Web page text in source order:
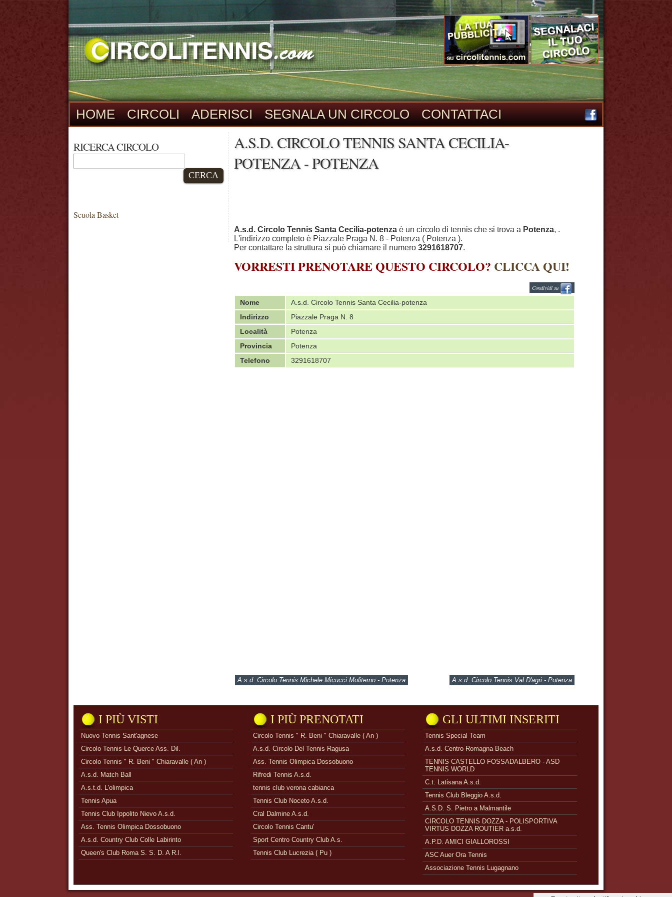
HOME CIRCOLI ADERISCI SEGNALA UN CIRCOLO CONTATTACI
RICERCA CIRCOLO
CERCA
Scuola Basket
A.S.D. CIRCOLO TENNIS SANTA CECILIA-
POTENZA - POTENZA
A.s.d. Circolo Tennis Santa Cecilia-potenza è un circolo di tennis che si trova a Potenza, .
L'indirizzo completo è Piazzale Praga N. 8 - Potenza ( Potenza ).
Per contattare la struttura si può chiamare il numero 3291618707.
VORRESTI PRENOTARE QUESTO CIRCOLO? CLICCA QUI!
Condividi su
Nome
A.s.d. Circolo Tennis Santa Cecilia-potenza
Indirizzo
Piazzale Praga N. 8
Località
Potenza
Provincia
Potenza
Telefono
3291618707
A.s.d. Circolo Tennis Michele Micucci Moliterno - Potenza A.s.d. Circolo Tennis Val D'agri - Potenza
I PIÙ VISTI
Nuovo Tennis Sant'agnese
Circolo Tennis Le Querce Ass. Dil.
Circolo Tennis " R. Beni " Chiaravalle ( An )
A.s.d. Match Ball
A.s.t.d. L'olimpica
Tennis Apua
Tennis Club Ippolito Nievo A.s.d.
Ass. Tennis Olimpica Dossobuono
A.s.d. Country Club Colle Labirinto
Queen's Club Roma S. S. D. A R.l.
I PIÙ PRENOTATI
Circolo Tennis " R. Beni " Chiaravalle ( An )
A.s.d. Circolo Del Tennis Ragusa
Ass. Tennis Olimpica Dossobuono
Rifredi Tennis A.s.d.
tennis club verona cabianca
Tennis Club Noceto A.s.d.
Cral Dalmine A.s.d.
Circolo Tennis Cantu'
Sport Centro Country Club A.s.
Tennis Club Lucrezia ( Pu )
GLI ULTIMI INSERITI
Tennis Special Team
A.s.d. Centro Romagna Beach
TENNIS CASTELLO FOSSADALBERO - ASD
TENNIS WORLD
C.t. Latisana A.s.d.
Tennis Club Bleggio A.s.d.
A.S.D. S. Pietro a Malmantile
CIRCOLO TENNIS DOZZA - POLISPORTIVA
VIRTUS DOZZA ROUTIER a.s.d.
A.P.D. AMICI GIALLOROSSI
ASC Auer Ora Tennis
Associazione Tennis Lugagnano